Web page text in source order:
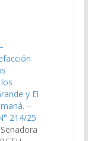
y El
–
214/25